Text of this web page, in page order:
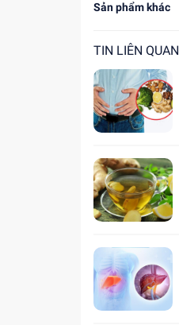
Sản phẩm khác
TIN LIÊN QUAN